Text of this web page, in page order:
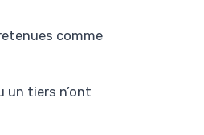
comme
un tiers n’ont